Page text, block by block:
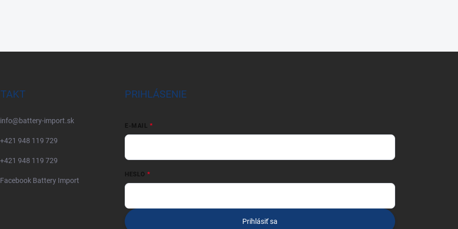
info@battery-import.sk
+421 948 119 729
+421 948 119 729
Facebook Battery Import
PRIHLÁSENIE
E-MAIL
HESLO
Prihlásiť sa